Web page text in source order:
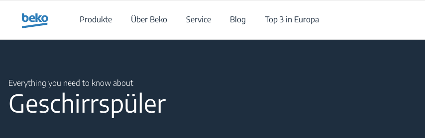
Produkte
Über Beko Service Blog Top 3 in Europa
Everything you need to know about
Geschirrspüler